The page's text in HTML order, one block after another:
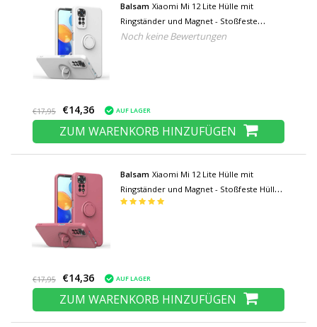
Balsam Xiaomi Mi 12 Lite Hülle mit
Ringständer und Magnet - Stoßfeste
Schutzhülle Weiß
Noch keine Bewertungen
€17,95 €14,36 AUF LAGER
ZUM WARENKORB HINZUFÜGEN
Balsam Xiaomi Mi 12 Lite Hülle mit
Ringständer und Magnet - Stoßfeste Hülle
Hellrot
€17,95 €14,36 AUF LAGER
ZUM WARENKORB HINZUFÜGEN